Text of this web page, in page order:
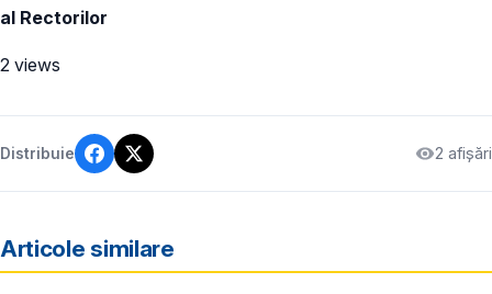
al Rectorilor
2 views
Distribuie 2 afișări
Articole similare